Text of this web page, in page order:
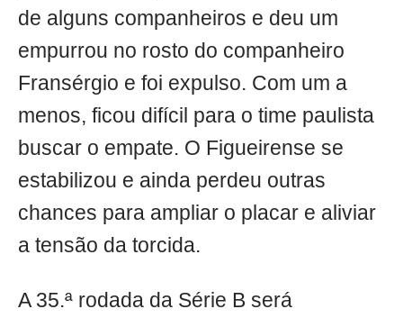
de alguns companheiros e deu um
empurrou no rosto do companheiro
Fransérgio e foi expulso. Com um a
menos, ficou difícil para o time paulista
buscar o empate. O Figueirense se
estabilizou e ainda perdeu outras
chances para ampliar o placar e aliviar
a tensão da torcida.
A 35.ª rodada da Série B será